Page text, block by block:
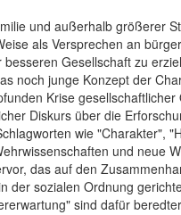
und außerhalb größerer
als Versprechen an
Gesellschaft zu
noch junge Konzept der
Krise
Diskurs über die
wie "Charakter",
und neue
das auf den
der sozialen Ordnung
sind dafür